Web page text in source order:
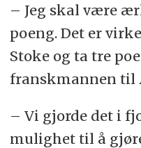
– Jeg skal være
poeng. Det er
Stoke og ta tre
franskmannen til
– Vi gjorde det i
mulighet til å